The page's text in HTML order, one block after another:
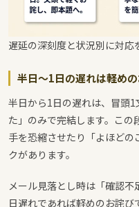
遅延の深刻度と状況別に対応
半日〜1日の遅れは軽め
半日から1日の遅れは、冒頭
た」のみで完結します。この
手を恐縮させたり「よほど
クがあります。
メール見落とし時は「確認
日遅れであれば軽めのお詫